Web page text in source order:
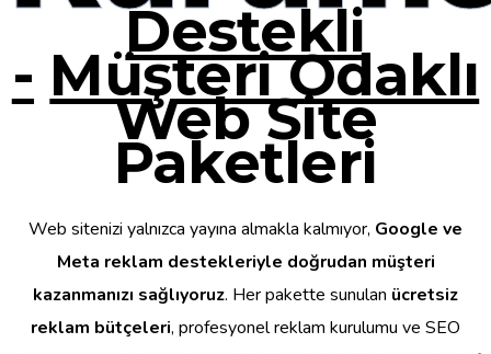
Destekli
- Müşteri Odaklı
Web Site
Paketleri
Web sitenizi yalnızca yayına almakla kalmıyor, Google ve
Meta reklam destekleriyle doğrudan müşteri
kazanmanızı sağlıyoruz. Her pakette sunulan ücretsiz
reklam bütçeleri, profesyonel reklam kurulumu ve SEO